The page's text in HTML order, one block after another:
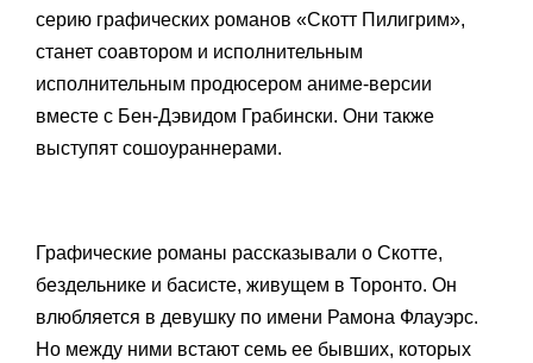
серию графических романов «Скотт Пилигрим»,
станет соавтором и исполнительным
исполнительным продюсером аниме-версии
вместе с Бен-Дэвидом Грабински. Они также
выступят сошоураннерами.
Графические романы рассказывали о Скотте,
бездельнике и басисте, живущем в Торонто. Он
влюбляется в девушку по имени Рамона Флауэрс.
Но между ними встают семь ее бывших, которых